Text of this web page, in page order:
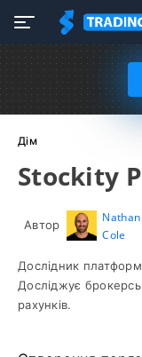
Дім
Stockity
Автор
Nathan
Cole
Дослідник платформ
Досліджує
рахунків.